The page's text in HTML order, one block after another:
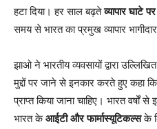
हटा दिया। हर साल बढ़तेव्यापार घाटे
समय से भारत का प्रमुख व्यापार
झाओ ने भारतीय व्यवसायों द्वारा
मुद्दों पर जाने से इनकार करते हुए कहा
प्राप्त किया जाना चाहिए। भारत वर्षों
भारत केआईटी और फार्मास्यूटिकल्सके